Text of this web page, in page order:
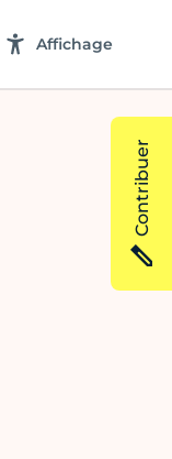
Affichage
Contribuer